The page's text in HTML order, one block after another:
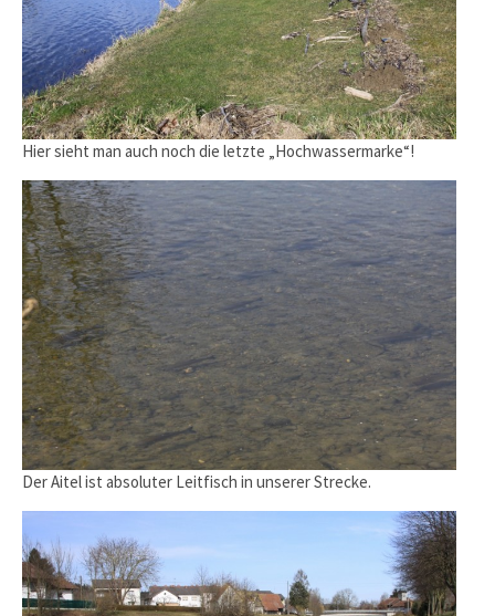
Hier sieht man auch noch die letzte „Hochwassermarke“!
Der Aitel ist absoluter Leitfisch in unserer Strecke.